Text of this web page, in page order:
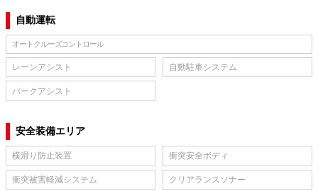
自動運転
オートクルーズコントロール
レーンアシスト 自動駐車システム
パークアシスト
安全装備エリア
横滑り防止装置 衝突安全ボディ
衝突被害軽減システム クリアランスソナー